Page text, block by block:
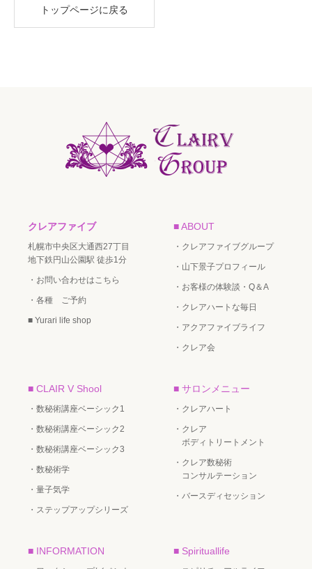
トップページに戻る
クレアファイブ
札幌市中央区大通西27丁目
地下鉄円山公園駅 徒歩1分
・お問い合わせはこちら
・各種 ご予約
■ Yurari life shop
■ ABOUT
・クレアファイブグループ
・山下景子プロフィール
・お客様の体験談・Q＆A
・クレアハートな毎日
・アクアファイブライフ
・クレア会
■ CLAIR V Shool
・数秘術講座ベーシック1
・数秘術講座ベーシック2
・数秘術講座ベーシック3
・数秘術学
・量子気学
・ステップアップシリーズ
■ サロンメニュー
・クレアハート
・クレア
ボディトリートメント
・クレア数秘術
コンサルテーション
・バースディセッション
■ INFORMATION ■ Spirituallife